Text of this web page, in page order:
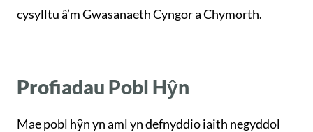
cysylltu â’m Gwasanaeth Cyngor a Chymorth.
Profiadau Pobl Hŷn
Mae pobl hŷn yn aml yn defnyddio iaith negyddol